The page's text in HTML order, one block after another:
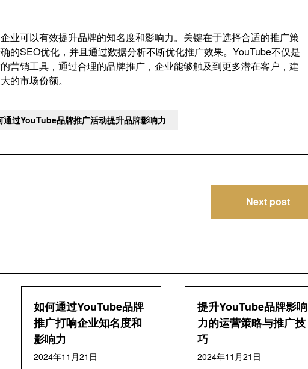
业可以有效提升品牌的知名度和影响力。关键在于选择合适的推广策
的SEO优化，并且通过数据分析不断优化推广效果。YouTube不仅是
营销工具，通过合理的品牌推广，企业能够触及到更多潜在客户，建
的市场份额。
通过YouTube品牌推广活动提升品牌影响力
Next post
如何通过YouTube品牌
推广打响企业知名度和
影响力
2024年11月21日
提升YouTube品牌影响
力的运营策略与推广技
巧
2024年11月21日